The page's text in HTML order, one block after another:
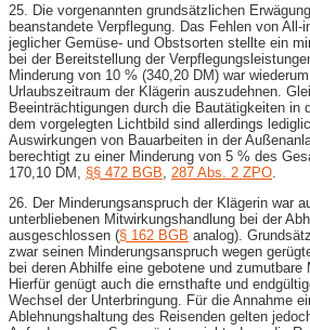
25. Die vorgenannten grundsätzlichen
beanstandete Verpflegung. Das Fehlen von All-
jeglicher Gemüse- und Obstsorten stellte ein
bei der Bereitstellung der
Minderung von 10 % (340,20 DM) war
Urlaubszeitraum der Klägerin auszudehnen.
Beeinträchtigungen durch die Bautätigkeiten in
dem vorgelegten Lichtbild sind allerdings
Auswirkungen von Bauarbeiten in der
berechtigt zu einer Minderung von 5 % des
170,10 DM, §§ 472 BGB 287 Abs. 2 ZPO
26. Der Minderungsanspruch der Klägerin war
unterbliebenen Mitwirkungshandlung bei der
ausgeschlossen (§ 162 BGB analog).
zwar seinen Minderungsanspruch wegen
bei deren Abhilfe eine gebotene und zumutbare
Hierfür genügt auch die ernsthafte und
Wechsel der Unterbringung. Für die Annahme
Ablehnungshaltung des Reisenden gelten